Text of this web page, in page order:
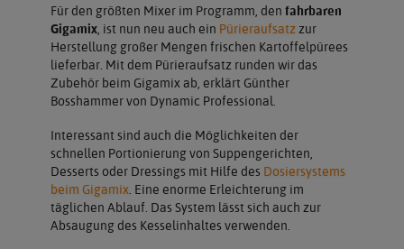
Für den größten Mixer im Programm, den fahrbaren
Gigamix, ist nun neu auch ein Pürieraufsatzzur
Herstellung großer Mengen frischen Kartoffelpürees
lieferbar. Mit dem Pürieraufsatz runden wir das
Zubehör beim Gigamix ab, erklärt Günther
Bosshammer von Dynamic Professional.
Interessant sind auch die Möglichkeiten der
schnellen Portionierung von Suppengerichten,
Desserts oder Dressings mit Hilfe des Dosiersystems
beim Gigamix. Eine enorme Erleichterung im
täglichen Ablauf. Das System lässt sich auch zur
Absaugung des Kesselinhaltes verwenden.